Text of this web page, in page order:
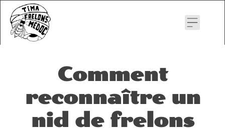
content
Comment
reconnaître un
nid de frelons